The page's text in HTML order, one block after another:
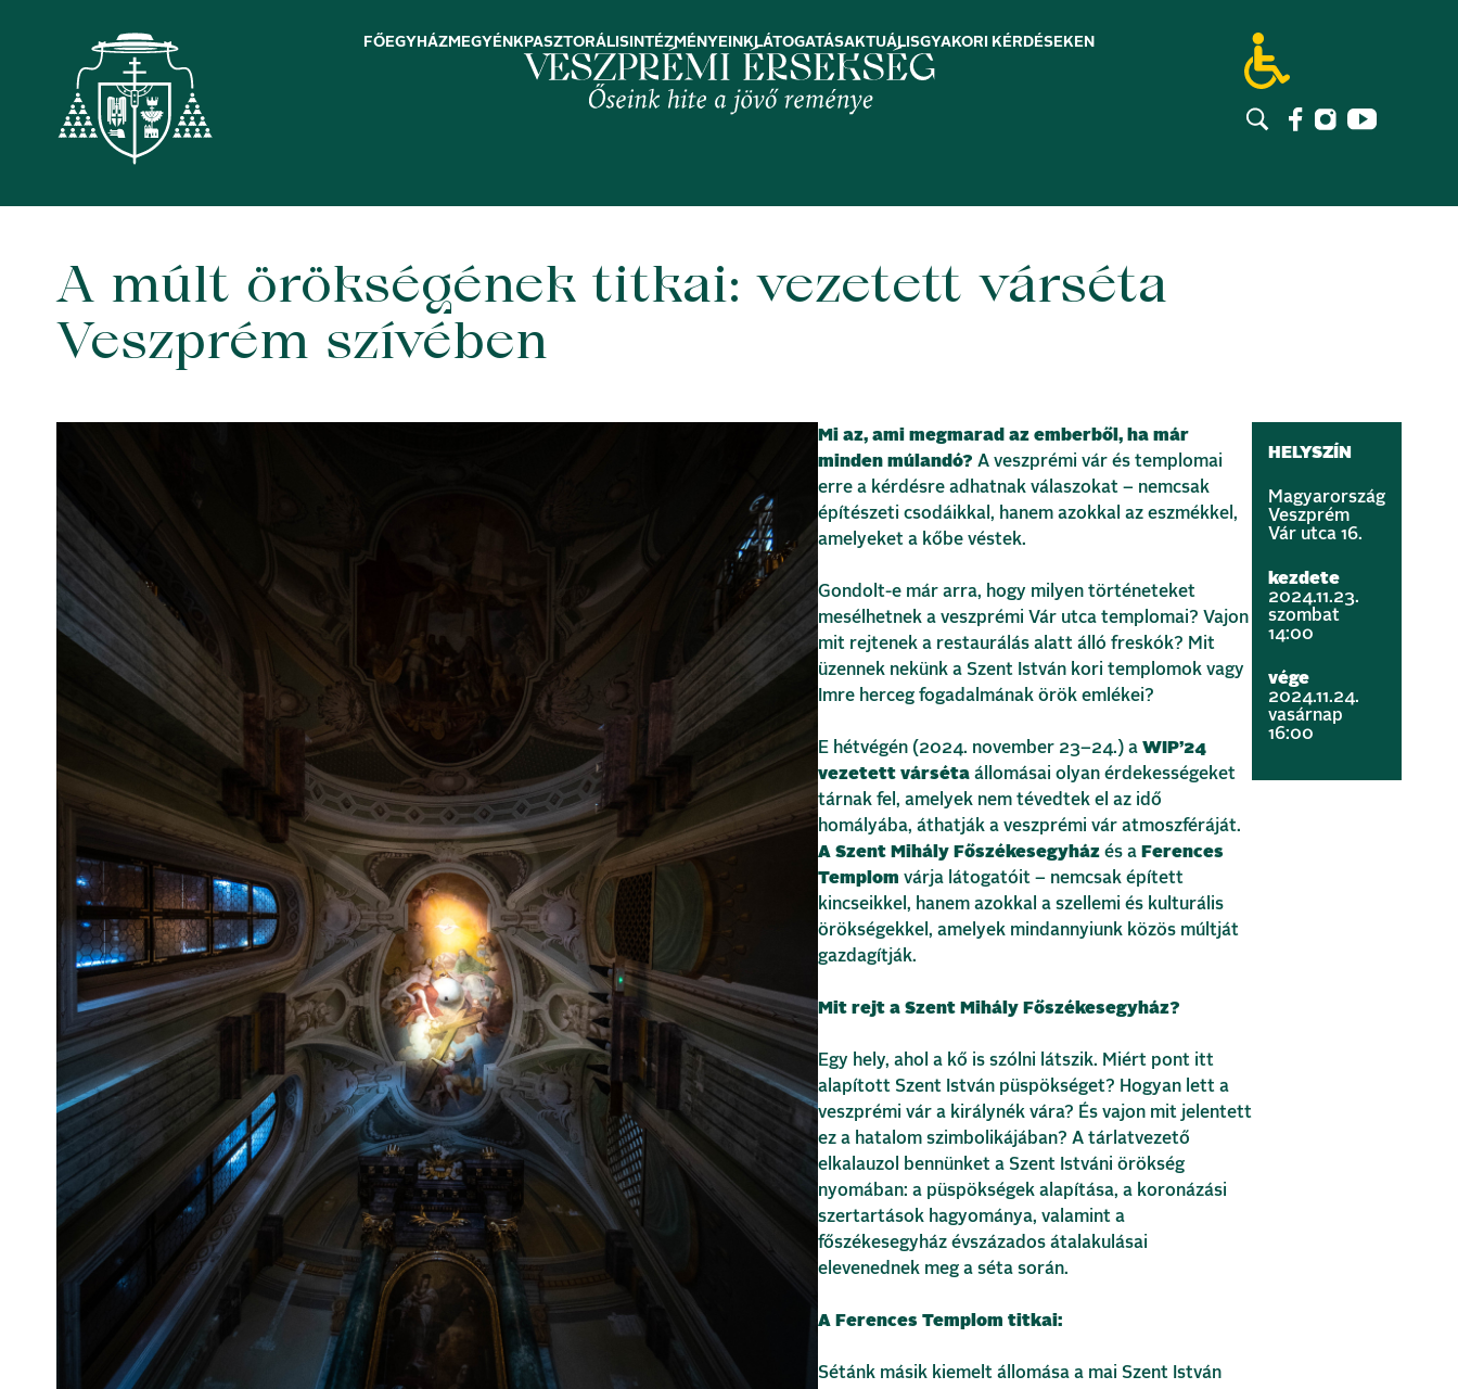
FŐEGYHÁZMEGYÉNK PASZTORÁLIS INTÉZMÉNYEINK LÁTOGATÁSAKTUÁLISGYAKORI KÉRDÉSEK EN
A múlt örökségének titkai: vezetett várséta
Veszprém szívében
Mi az, ami megmarad az emberből, ha már
minden múlandó? A veszprémi vár és templomai
erre a kérdésre adhatnak válaszokat – nemcsak
építészeti csodáikkal, hanem azokkal az eszmékkel,
amelyeket a kőbe véstek.
Gondolt-e már arra, hogy milyen történeteket
mesélhetnek a veszprémi Vár utca templomai? Vajon
mit rejtenek a restaurálás alatt álló freskók? Mit
üzennek nekünk a Szent István kori templomok vagy
Imre herceg fogadalmának örök emlékei?
E hétvégén (2024. november 23–24.) a WIP’24
vezetett várséta állomásai olyan érdekességeket
tárnak fel, amelyek nem tévedtek el az idő
homályába, áthatják a veszprémi vár atmoszféráját.
A Szent Mihály Főszékesegyház és a Ferences
Templom várja látogatóit – nemcsak épített
kincseikkel, hanem azokkal a szellemi és kulturális
örökségekkel, amelyek mindannyiunk közös múltját
gazdagítják.
Mit rejt a Szent Mihály Főszékesegyház?
Egy hely, ahol a kő is szólni látszik. Miért pont itt
alapított Szent István püspökséget? Hogyan lett a
veszprémi vár a királynék vára? És vajon mit jelentett
ez a hatalom szimbolikájában? A tárlatvezető
elkalauzol bennünket a Szent Istváni örökség
nyomában: a püspökségek alapítása, a koronázási
szertartások hagyománya, valamint a
főszékesegyház évszázados átalakulásai
elevenednek meg a séta során.
A Ferences Templom titkai:
Sétánk másik kiemelt állomása a mai Szent István
HELYSZÍN
Magyarország
Veszprém
Vár utca 16.
kezdete
2024.11.23.
szombat
14:00
vége
2024.11.24.
vasárnap
16:00